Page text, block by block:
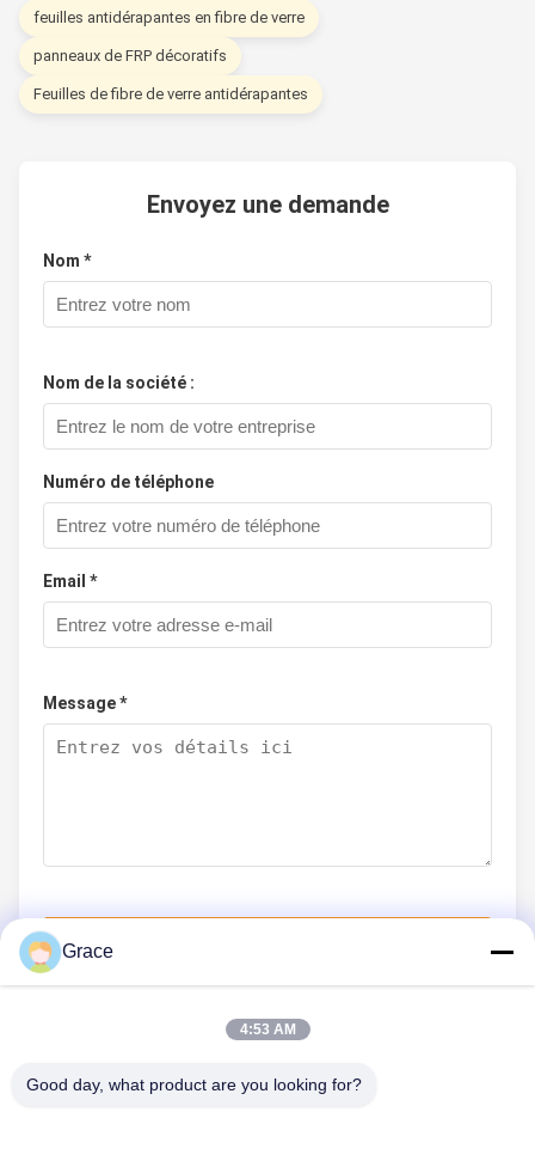
feuilles antidérapantes en fibre de verre
panneaux de FRP décoratifs
Feuilles de fibre de verre antidérapantes
Envoyez une demande
Nom *
Nom de la société :
Numéro de téléphone
Email *
Message *
Grace
4:53 AM
Good day, what product are you looking for?